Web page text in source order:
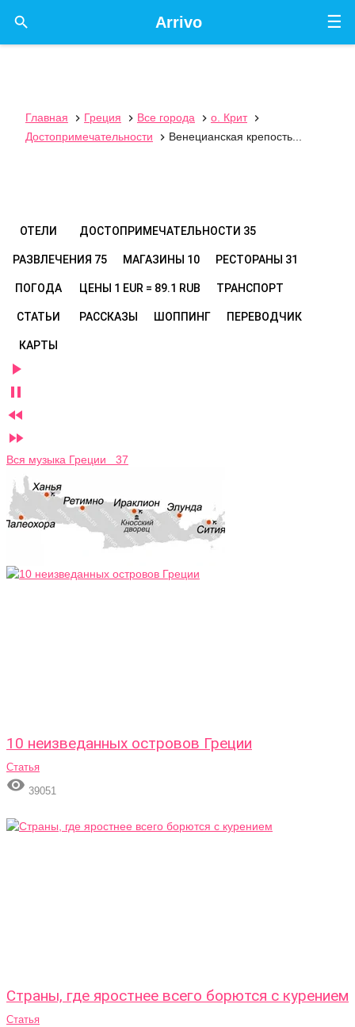
☰
Arrivo

Главная  Греция  Все города  о. Крит

Достопримечательности
 Венецианская крепость...
ОТЕЛИ ДОСТОПРИМЕЧАТЕЛЬНОСТИ 35
РАЗВЛЕЧЕНИЯ 75 МАГАЗИНЫ 10 РЕСТОРАНЫ 31
ПОГОДА ЦЕНЫ 1 EUR = 89.1 RUB ТРАНСПОРТ
СТАТЬИ РАССКАЗЫ ШОППИНГ ПЕРЕВОДЧИК
КАРТЫ




Вся музыка Греции 37
10 неизведанных островов Греции
Статья
 39051
Страны, где яростнее всего борются с курением
Статья